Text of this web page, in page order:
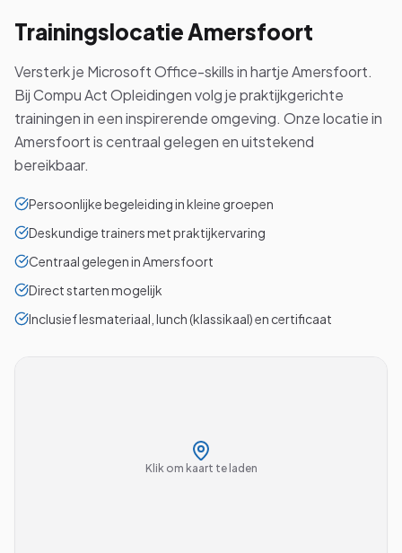
TrainingslocatieAmersfoort
Versterk je Microsoft Office-skills in hartje Amersfoort.
Bij Compu Act Opleidingen volg je praktijkgerichte
trainingen in een inspirerende omgeving. Onze locatie in
Amersfoort is centraal gelegen en uitstekend
bereikbaar.
Persoonlijke begeleiding in kleine groepen
Deskundige trainers met praktijkervaring
Centraal gelegen in Amersfoort
Direct starten mogelijk
Inclusief lesmateriaal, lunch (klassikaal) en certificaat
Klik om kaart te laden